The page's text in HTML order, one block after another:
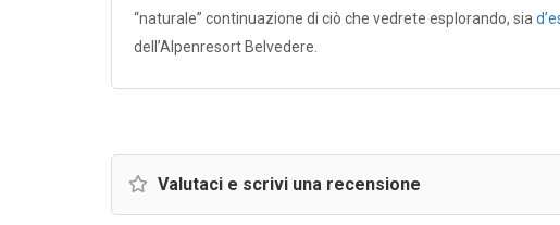
“naturale” continuazione di ciò che vedrete esplorando, sia
dell’Alpenresort Belvedere.
Valutaci e scrivi una recensione